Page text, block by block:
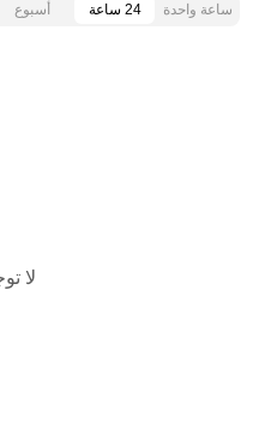
ساعة واحدة 24 ساعة أسبوع
لا